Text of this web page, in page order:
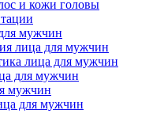
и кожи головы
мужчин
лица для мужчин
лица для мужчин
для мужчин
мужчин
для мужчин